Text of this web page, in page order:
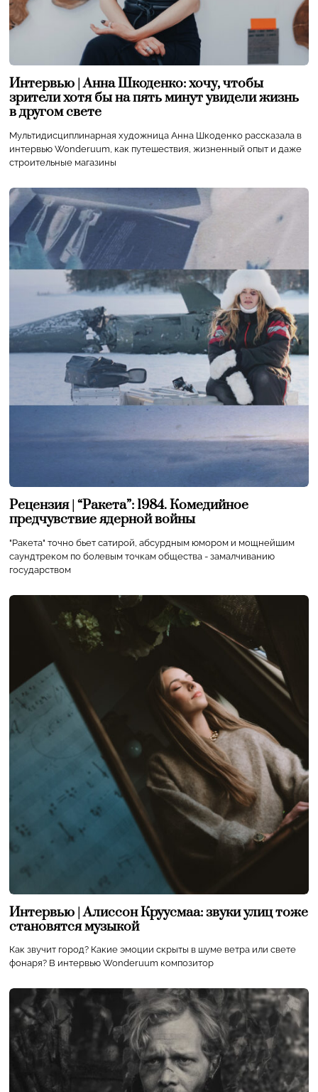
Интервью | Анна Шкоденко: хочу, чтобы
зрители хотя бы на пять минут увидели жизнь
в другом свете
Мультидисциплинарная художница Анна Шкоденко рассказала в
интервью Wonderuum, как путешествия, жизненный опыт и даже
строительные магазины
Рецензия | “Ракета”: 1984. Комедийное
предчувствие ядерной войны
"Ракета" точно бьет сатирой, абсурдным юмором и мощнейшим
саундтреком по болевым точкам общества - замалчиванию
государством
Интервью | Алиссон Круусмаа: звуки улиц тоже
становятся музыкой
Как звучит город? Какие эмоции скрыты в шуме ветра или свете
фонаря? В интервью Wonderuum композитор